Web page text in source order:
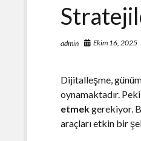
admin Ekim 16, 2025
Dijitalleşme,
oynamaktadır.
etmekgerekiyor.
araçları etkin bir